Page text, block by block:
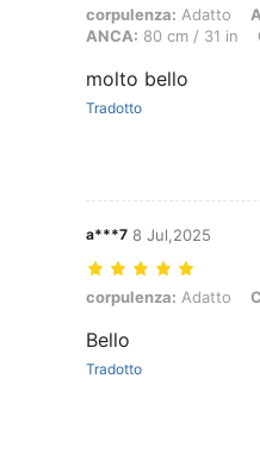
corpulenza: Adatto,
corpulenza: Adatto
ANCA: 80 cm / 31 in
molto bello
Tradotto
a***7 8 Jul,2025
corpulenza: Adatto,
corpulenza: Adatto
Bello
Tradotto